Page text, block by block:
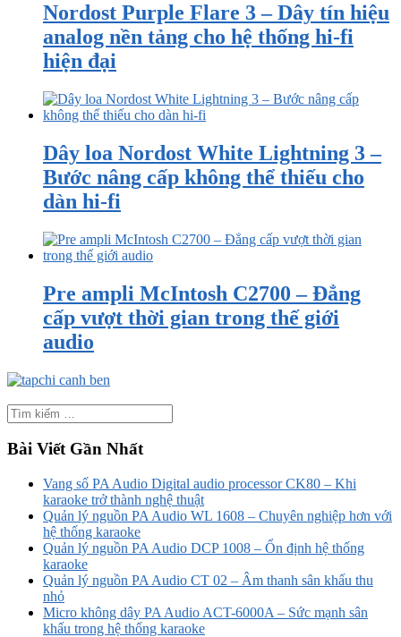
Nordost Purple Flare 3 – Dây tín hiệu
analog nền tảng cho hệ thống hi-fi
hiện đại
Dây loa Nordost White Lightning 3 –
Bước nâng cấp không thể thiếu cho
dàn hi-fi
Pre ampli McIntosh C2700 – Đẳng
cấp vượt thời gian trong thế giới
audio
Bài Viết Gần Nhất
Vang số PA Audio Digital audio processor CK80 – Khi
karaoke trở thành nghệ thuật
Quản lý nguồn PA Audio WL 1608 – Chuyên nghiệp hơn với
hệ thống karaoke
Quản lý nguồn PA Audio DCP 1008 – Ổn định hệ thống
karaoke
Quản lý nguồn PA Audio CT 02 – Âm thanh sân khấu thu
nhỏ
Micro không dây PA Audio ACT-6000A – Sức mạnh sân
khấu trong hệ thống karaoke